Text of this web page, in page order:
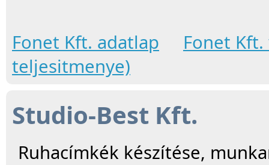
Fonet Kft. adatlap
Fonet
teljesitmenye)
Studio-Best Kft.
Ruhacímkék készítése,